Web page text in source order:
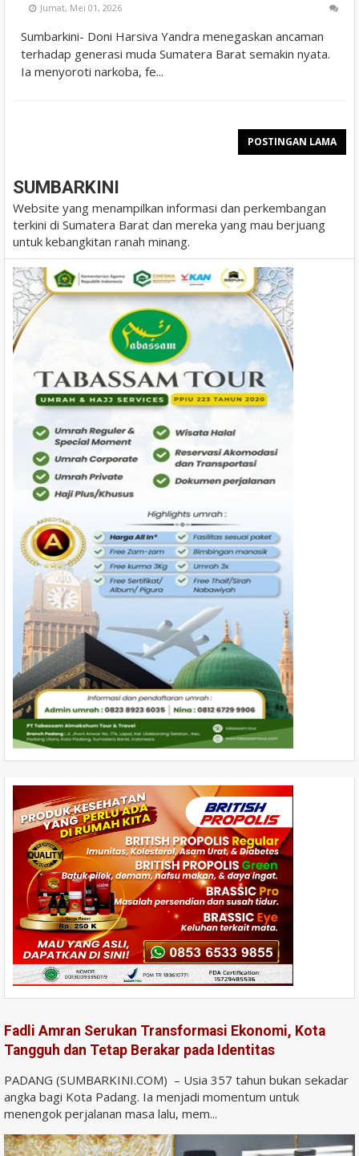
Jumat, Mei 01, 2026
Sumbarkini- Doni Harsiva Yandra menegaskan ancaman
terhadap generasi muda Sumatera Barat semakin nyata.
Ia menyoroti narkoba, fe...
POSTINGAN LAMA
SUMBARKINI
Website yang menampilkan informasi dan perkembangan
terkini di Sumatera Barat dan mereka yang mau berjuang
untuk kebangkitan ranah minang.
Fadli Amran Serukan Transformasi Ekonomi, Kota
Tangguh dan Tetap Berakar pada Identitas
PADANG (SUMBARKINI.COM) – Usia 357 tahun bukan sekadar
angka bagi Kota Padang. Ia menjadi momentum untuk
menengok perjalanan masa lalu, mem...